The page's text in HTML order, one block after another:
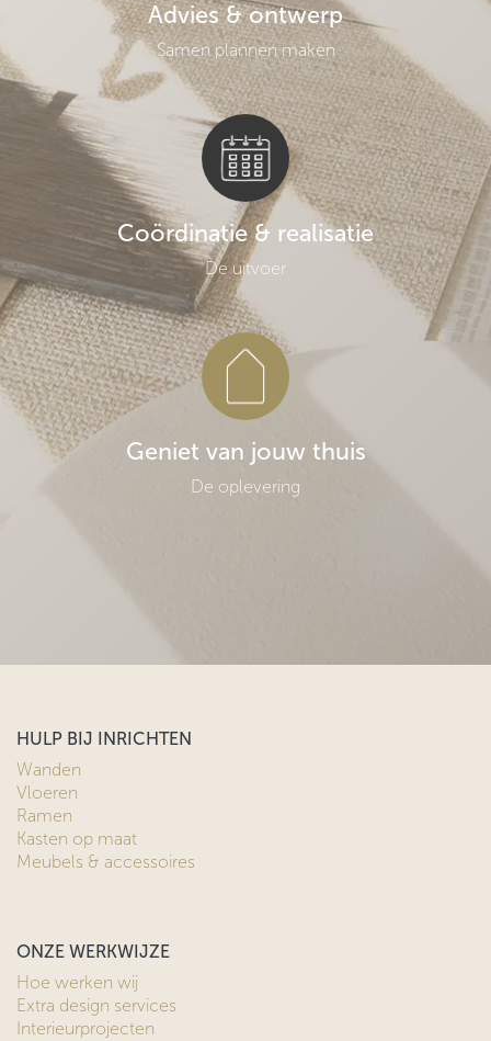
Advies & ontwerp
Samen plannen maken
Coördinatie & realisatie
De uitvoer
Geniet van jouw thuis
De oplevering
HULP BIJ INRICHTEN
Wanden
Vloeren
Ramen
Kasten op maat
Meubels & accessoires
ONZE WERKWIJZE
Hoe werken wij
Extra design services
Interieurprojecten